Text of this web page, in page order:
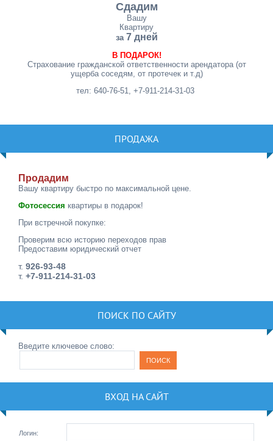
Сдадим
Вашу
Квартиру
за 7 дней
В ПОДАРОК!
Страхование гражданской ответственности арендатора (от
ущерба соседям, от протечек и т.д)
тел: 640-76-51, +7-911-214-31-03
ПРОДАЖА
Продадим
Вашу квартиру быстро по максимальной цене.
Фотосессия квартиры в подарок!
При встречной покупке:
Проверим всю историю переходов прав
Предоставим юридический отчет
т. 926-93-48
т. +7-911-214-31-03
ПОИСК ПО САЙТУ
Введите ключевое слово:
ВХОД НА САЙТ
Логин: